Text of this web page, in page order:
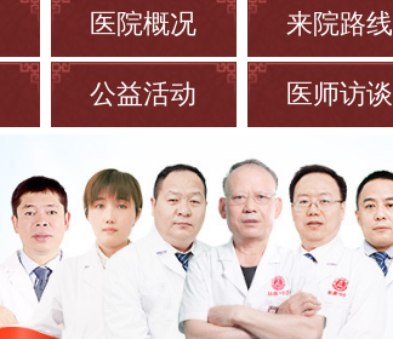
医院概况 来院路线
公益活动 医师访谈